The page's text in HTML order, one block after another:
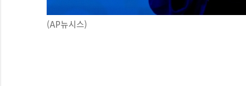
(AP뉴시스)